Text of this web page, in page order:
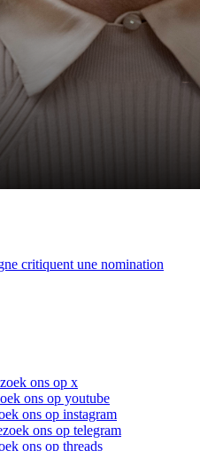
critiquent une nomination
ons op x
ons op youtube
ons op instagram
ons op telegram
ons op threads